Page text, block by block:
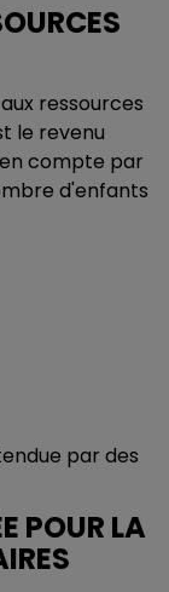
ressources
le revenu
compte par
d'enfants
par des
POUR LA